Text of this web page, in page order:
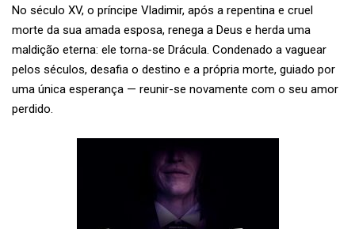
No século XV, o príncipe Vladimir, após a repentina e cruel
morte da sua amada esposa, renega a Deus e herda uma
maldição eterna: ele torna-se Drácula. Condenado a vaguear
pelos séculos, desafia o destino e a própria morte, guiado por
uma única esperança — reunir-se novamente com o seu amor
perdido.